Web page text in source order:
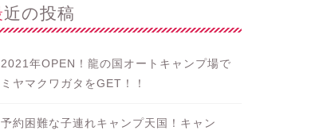
最近の投稿
2021年OPEN！龍の国オートキャンプ場で
ミヤマクワガタをGET！！
予約困難な子連れキャンプ天国！キャン